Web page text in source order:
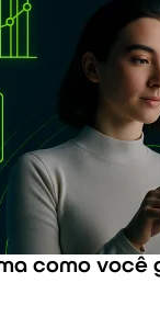
como você